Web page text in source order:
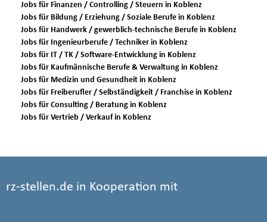
Jobs für Finanzen / Controlling / Steuern in Koblenz
Jobs für Bildung / Erziehung / Soziale Berufe in Koblenz
Jobs für Handwerk / gewerblich-technische Berufe in Koblenz
Jobs für Ingenieurberufe / Techniker in Koblenz
Jobs für IT / TK / Software-Entwicklung in Koblenz
Jobs für Kaufmännische Berufe & Verwaltung in Koblenz
Jobs für Medizin und Gesundheit in Koblenz
Jobs für Freiberufler / Selbständigkeit / Franchise in Koblenz
Jobs für Consulting / Beratung in Koblenz
Jobs für Vertrieb / Verkauf in Koblenz
rz-stellen.de in Kooperation mit